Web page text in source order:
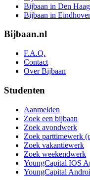
Bijbaan in Den Haag
Bijbaan in
Bijbaan.nl
F.A.Q.
Contact
Over Bijbaan
Studenten
Aanmelden
Zoek een bijbaan
Zoek avondwerk
Zoek parttimewerk
Zoek vakantiewerk
Zoek weekendwerk
YoungCapital IOS
YoungCapital